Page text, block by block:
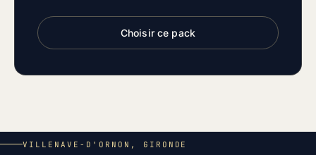
Choisir ce pack
VILLENAVE-D'ORNON, GIRONDE